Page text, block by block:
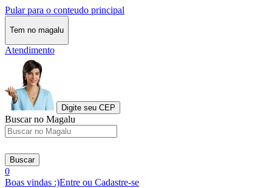
Pular para o conteudo principal
Tem no magalu
Atendimento
Digite seu CEP
Buscar no Magalu
Buscar
0
Boas vindas :)Entre ou Cadastre-se